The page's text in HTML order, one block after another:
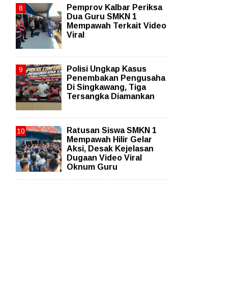
Pemprov Kalbar Periksa
Dua Guru SMKN 1
Mempawah Terkait Video
Viral
Polisi Ungkap Kasus
Penembakan Pengusaha
Di Singkawang, Tiga
Tersangka Diamankan
Ratusan Siswa SMKN 1
Mempawah Hilir Gelar
Aksi, Desak Kejelasan
Dugaan Video Viral
Oknum Guru